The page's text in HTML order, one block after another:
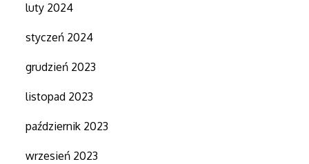
luty 2024
styczeń 2024
grudzień 2023
listopad 2023
październik 2023
wrzesień 2023